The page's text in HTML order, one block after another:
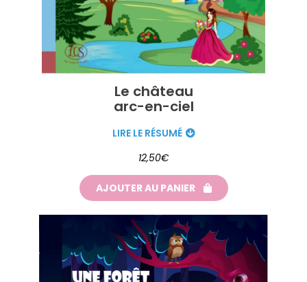
Le château
arc-en-ciel
LIRE LE RÉSUMÉ
12,50€
AJOUTER AU PANIER